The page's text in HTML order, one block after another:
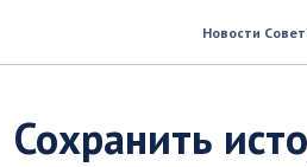
Новости
Сохранить